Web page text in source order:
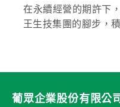
在永續經營的期許下
王生技集團的腳步，
葡眾企業股份有限公